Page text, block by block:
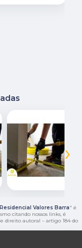
›
Valores Barra" é
citando nossos links, é
direito autoral – artigo 184 do